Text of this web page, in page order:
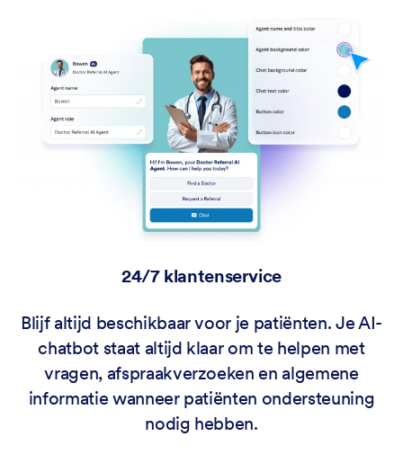
24/7 klantenservice
Blijf altijd beschikbaar voor je patiënten. Je AI-
chatbot staat altijd klaar om te helpen met
vragen, afspraakverzoeken en algemene
informatie wanneer patiënten ondersteuning
nodig hebben.